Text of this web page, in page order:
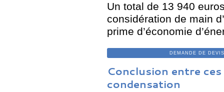
Un total de 13 940
considération de main
prime d’économie
DEMANDE DE DEVIS
Conclusion entre
condensation